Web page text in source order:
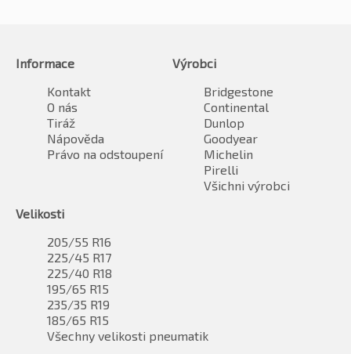
Informace
Kontakt
O nás
Tiráž
Nápověda
Právo na odstoupení
Výrobci
Bridgestone
Continental
Dunlop
Goodyear
Michelin
Pirelli
Všichni výrobci
Velikosti
205/55 R16
225/45 R17
225/40 R18
195/65 R15
235/35 R19
185/65 R15
Všechny velikosti pneumatik